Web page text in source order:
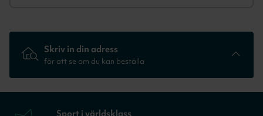
Skriv in din adress
för att se om du kan beställa
Sport i världsklass